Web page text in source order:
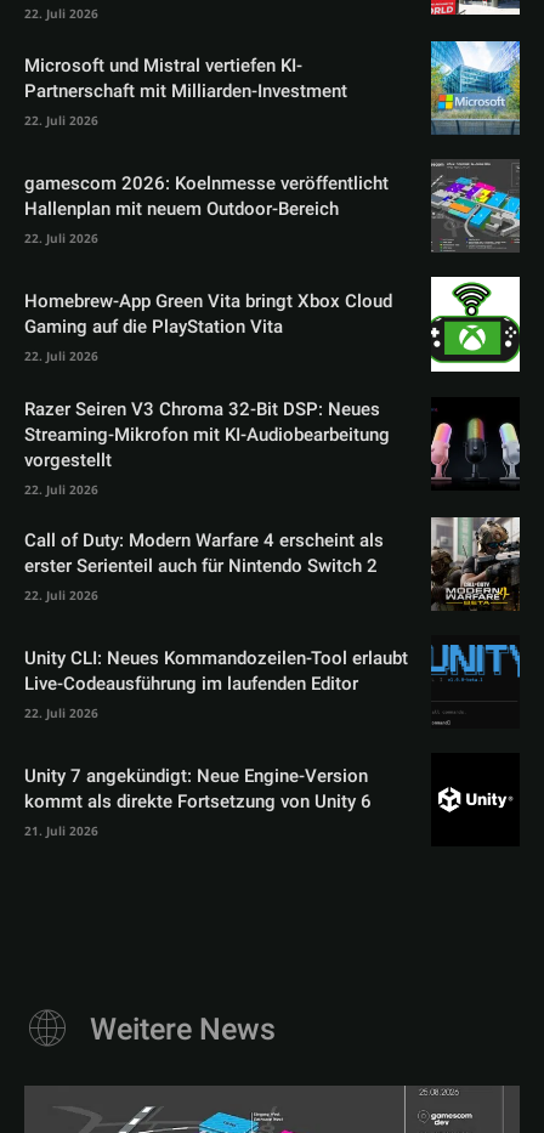
22. Juli 2026
Microsoft und Mistral vertiefen KI-
Partnerschaft mit Milliarden-Investment
22. Juli 2026
gamescom 2026: Koelnmesse veröffentlicht
Hallenplan mit neuem Outdoor-Bereich
22. Juli 2026
Homebrew-App Green Vita bringt Xbox Cloud
Gaming auf die PlayStation Vita
22. Juli 2026
Razer Seiren V3 Chroma 32-Bit DSP: Neues
Streaming-Mikrofon mit KI-Audiobearbeitung
vorgestellt
22. Juli 2026
Call of Duty: Modern Warfare 4 erscheint als
erster Serienteil auch für Nintendo Switch 2
22. Juli 2026
Unity CLI: Neues Kommandozeilen-Tool erlaubt
Live-Codeausführung im laufenden Editor
22. Juli 2026
Unity 7 angekündigt: Neue Engine-Version
kommt als direkte Fortsetzung von Unity 6
21. Juli 2026
Weitere News